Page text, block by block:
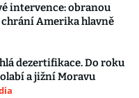
intervence: obranou
Amerika hlavně
dezertifikace. Do roku
a jižní Moravu